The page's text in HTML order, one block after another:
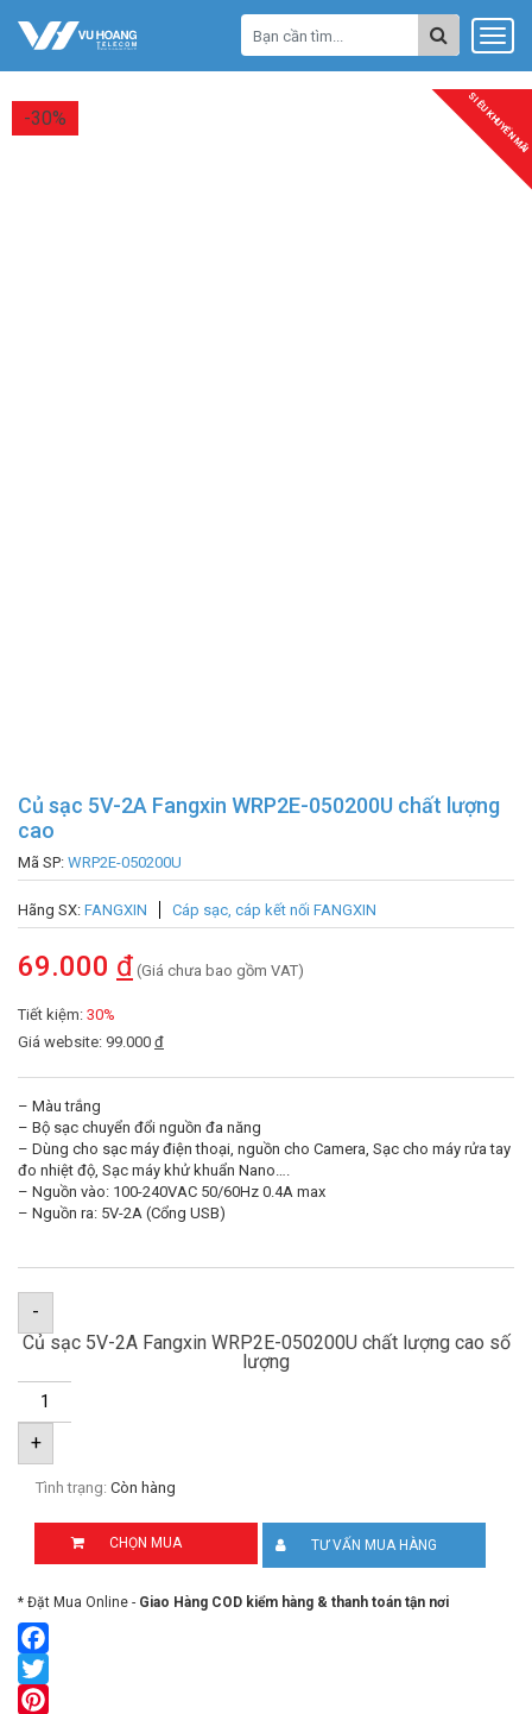
SIÊU KHUYẾN MÃI
-30%
Củ sạc 5V-2A Fangxin WRP2E-050200U chất lượng
cao
Mã SP: WRP2E-050200U
Hãng SX: FANGXIN Cáp sạc, cáp kết nối FANGXIN
69.000 đ (Giá chưa bao gồm VAT)
Tiết kiệm: 30%
Giá website: 99.000 đ
– Màu trắng
– Bộ sạc chuyển đổi nguồn đa năng
– Dùng cho sạc máy điện thoại, nguồn cho Camera, Sạc cho máy rửa tay
đo nhiệt độ, Sạc máy khử khuẩn Nano….
– Nguồn vào: 100-240VAC 50/60Hz 0.4A max
– Nguồn ra: 5V-2A (Cổng USB)
-
Củ sạc 5V-2A Fangxin WRP2E-050200U chất lượng cao số
lượng
+
Tình trạng: Còn hàng
CHỌN MUA TƯ VẤN MUA HÀNG
* Đặt Mua Online - Giao Hàng COD kiểm hàng & thanh toán tận nơi
Facebook
Twitter